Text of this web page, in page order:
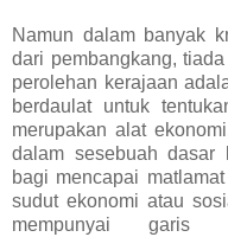
Namun dalam banyak
dari pembangkang,
perolehan kerajaan
berdaulat untuk
merupakan alat
dalam sesebuah dasar
bagi mencapai
sudut ekonomi atau
mempunyai garis